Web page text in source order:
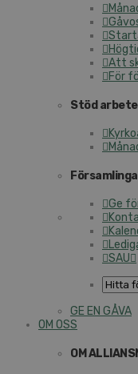
Att
För
Stöd
Ge
SAU
GE EN GÅVA
OM OSS
OM